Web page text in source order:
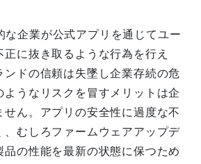
な企業が公式アプリを通じてユー
に抜き取るような行為を行え
ンドの信頼は失墜し企業存続の危
ようなリスクを冒すメリットは企
せん。アプリの安全性に過度な不
、むしろファームウェアアップデ
品の性能を最新の状態に保つため